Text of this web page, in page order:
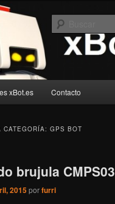
xBot.es Contacto
CATEGORÍA:GPS BOT
brujula CMPS03
2015porfurri